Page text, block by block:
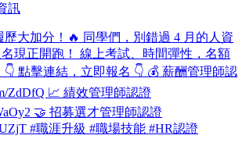
訊
歷大加分！🔥 同學們，別錯過 4 月的人資
現正開跑！ 線上考試、時間彈性，名額
點擊連結，立即報名 👇 💰 薪酬管理師認
ZdDfQ 📈 績效管理師認證
🤝 招募選才管理師認證
#職涯升級 #職場技能 #HR認證